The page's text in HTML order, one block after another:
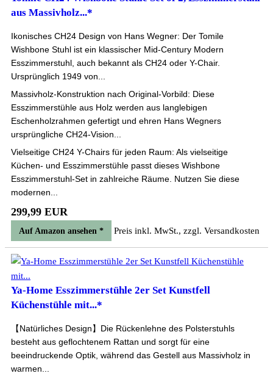
aus Massivholz...*
Ikonisches CH24 Design von Hans Wegner: Der Tomile
Wishbone Stuhl ist ein klassischer Mid-Century Modern
Esszimmerstuhl, auch bekannt als CH24 oder Y-Chair.
Ursprünglich 1949 von...
Massivholz-Konstruktion nach Original-Vorbild: Diese
Esszimmerstühle aus Holz werden aus langlebigen
Eschenholzrahmen gefertigt und ehren Hans Wegners
ursprüngliche CH24-Vision...
Vielseitige CH24 Y-Chairs für jeden Raum: Als vielseitige
Küchen- und Esszimmerstühle passt dieses Wishbone
Esszimmerstuhl-Set in zahlreiche Räume. Nutzen Sie diese
modernen...
299,99 EUR
Auf Amazon ansehen * Preis inkl. MwSt., zzgl. Versandkosten
Ya-Home Esszimmerstühle 2er Set Kunstfell
Küchenstühle mit...*
【Natürliches Design】Die Rückenlehne des Polsterstuhls
besteht aus geflochtenem Rattan und sorgt für eine
beeindruckende Optik, während das Gestell aus Massivholz in
warmen...